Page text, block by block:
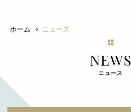
ホーム ニュース
NEWS
ニュース